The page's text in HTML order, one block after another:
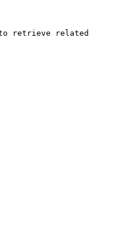
retrieve related